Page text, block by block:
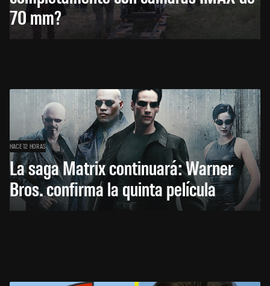
70 mm?
HACE 12 HORAS
La saga Matrix continuará: Warner
Bros. confirma la quinta película